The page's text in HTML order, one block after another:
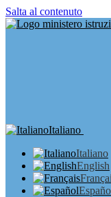
Salta al contenuto
Italiano
Italiano
English